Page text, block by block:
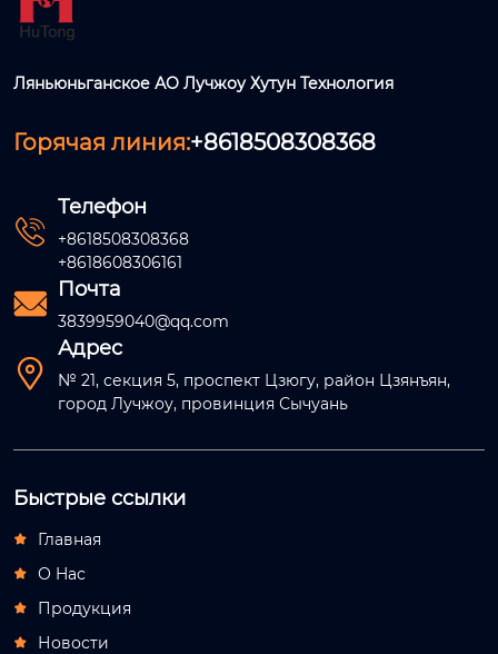
Ляньюньганское АО Лучжоу Хутун Технология
Горячая линия:+8618508308368

Телефон
+8618508308368
+8618608306161
 Почта
3839959040@qq.com

Адрес
№ 21, секция 5, проспект Цзюгу, район Цзянъян,
город Лучжоу, провинция Сычуань
Быстрые ссылки
 Главная
 О Hас
 Продукция
 Новости